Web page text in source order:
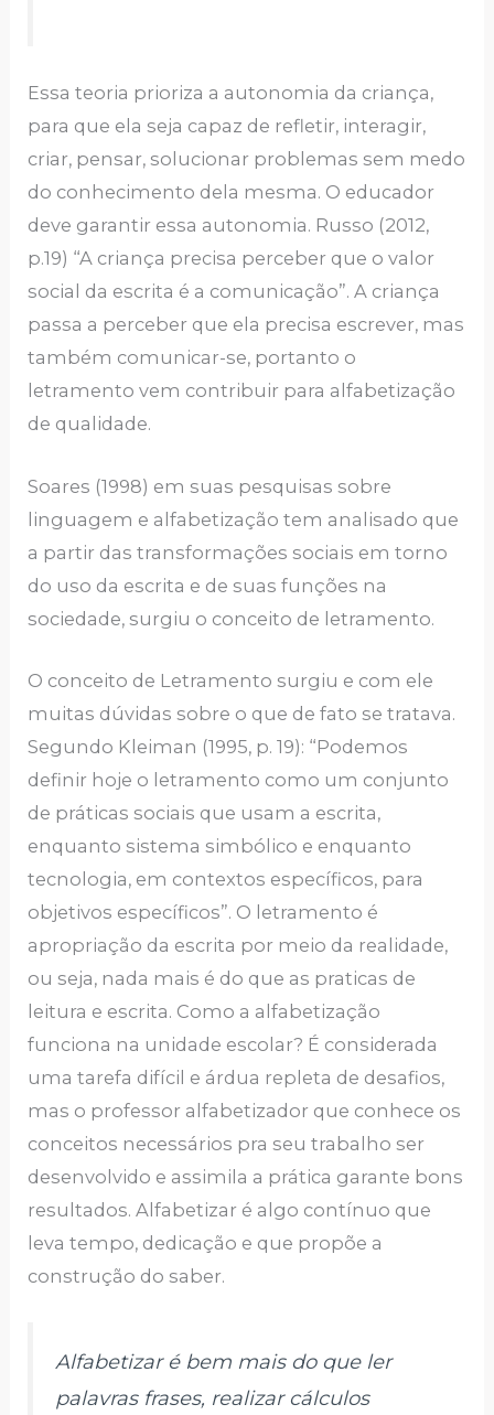
Essa teoria prioriza a autonomia da criança,
para que ela seja capaz de refletir, interagir,
criar, pensar, solucionar problemas sem medo
do conhecimento dela mesma. O educador
deve garantir essa autonomia. Russo (2012,
p.19) “A criança precisa perceber que o valor
social da escrita é a comunicação”. A criança
passa a perceber que ela precisa escrever, mas
também comunicar-se, portanto o
letramento vem contribuir para alfabetização
de qualidade.
Soares (1998) em suas pesquisas sobre
linguagem e alfabetização tem analisado que
a partir das transformações sociais em torno
do uso da escrita e de suas funções na
sociedade, surgiu o conceito de letramento.
O conceito de Letramento surgiu e com ele
muitas dúvidas sobre o que de fato se tratava.
Segundo Kleiman (1995, p. 19): “Podemos
definir hoje o letramento como um conjunto
de práticas sociais que usam a escrita,
enquanto sistema simbólico e enquanto
tecnologia, em contextos específicos, para
objetivos específicos”. O letramento é
apropriação da escrita por meio da realidade,
ou seja, nada mais é do que as praticas de
leitura e escrita. Como a alfabetização
funciona na unidade escolar? É considerada
uma tarefa difícil e árdua repleta de desafios,
mas o professor alfabetizador que conhece os
conceitos necessários pra seu trabalho ser
desenvolvido e assimila a prática garante bons
resultados. Alfabetizar é algo contínuo que
leva tempo, dedicação e que propõe a
construção do saber.
Alfabetizar é bem mais do que ler
palavras frases, realizar cálculos